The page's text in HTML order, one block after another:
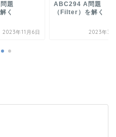
題
く
2023年11月6日
ABC294 A問題
（Filter）を解く
2023年3